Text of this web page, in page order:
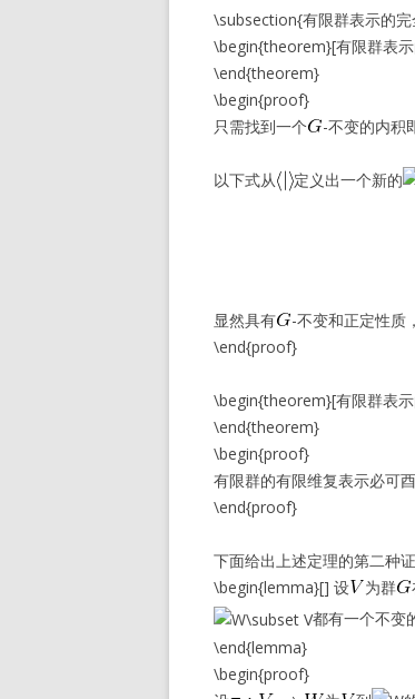
\subsection{有限群表示的
\begin{theorem}[有限群表示
\end{theorem}
\begin{proof}
只需找到一个
-不变的内积
以下式从 定义出一个新的
显然具有 -不变和正定性质
\end{proof}
\begin{theorem}[有限群表示
\end{theorem}
\begin{proof}
有限群的有限维复表示必可
\end{proof}
下面给出上述定理的第二种
\begin{lemma}[] 设
为群
都有一个不变
\end{lemma}
\begin{proof}